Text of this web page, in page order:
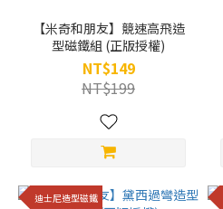
【米奇和朋友】競速高飛造
型磁鐵組 (正版授權)
NT$149
NT$199
迪士尼造型磁鐵